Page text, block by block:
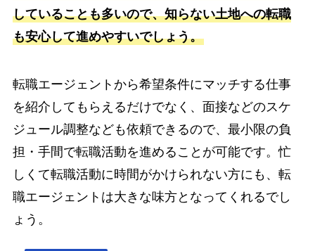
していることも多いので、知らない土地への転職
も安心して進めやすいでしょう。
転職エージェントから希望条件にマッチする仕事
を紹介してもらえるだけでなく、面接などのスケ
ジュール調整なども依頼できるので、最小限の負
担・手間で転職活動を進めることが可能です。忙
しくて転職活動に時間がかけられない方にも、転
職エージェントは大きな味方となってくれるでし
ょう。